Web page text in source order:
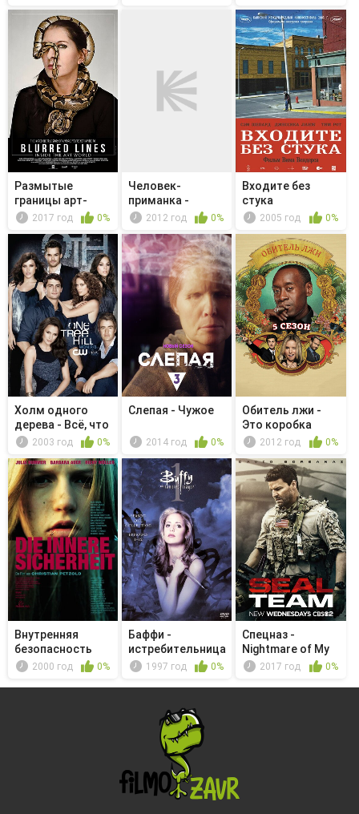
Размытые
границы арт-
мира2017 год 0%
Человек-
приманка -
Главное правило:
2012 год 0%
Входите без
стука
2005 год 0%
Холм одного
дерева - Всё, что
я натворил
2003 год 0%
Слепая - Чужое
2014 год 0%
Обитель лжи -
Это коробка
внутри коро...
2012 год 0%
Внутренняя
безопасность
2000 год 0%
Баффи -
истребительница
вампиров - Ни...
1997 год 0%
Спецназ -
Nightmare of My
Choice2017 год 0%